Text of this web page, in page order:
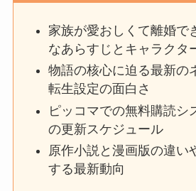
家族が愛おしくて離婚で
なあらすじとキャラクタ
物語の核心に迫る最新の
転生設定の面白さ
ピッコマでの無料購読シ
の更新スケジュール
原作小説と漫画版の違い
する最新動向